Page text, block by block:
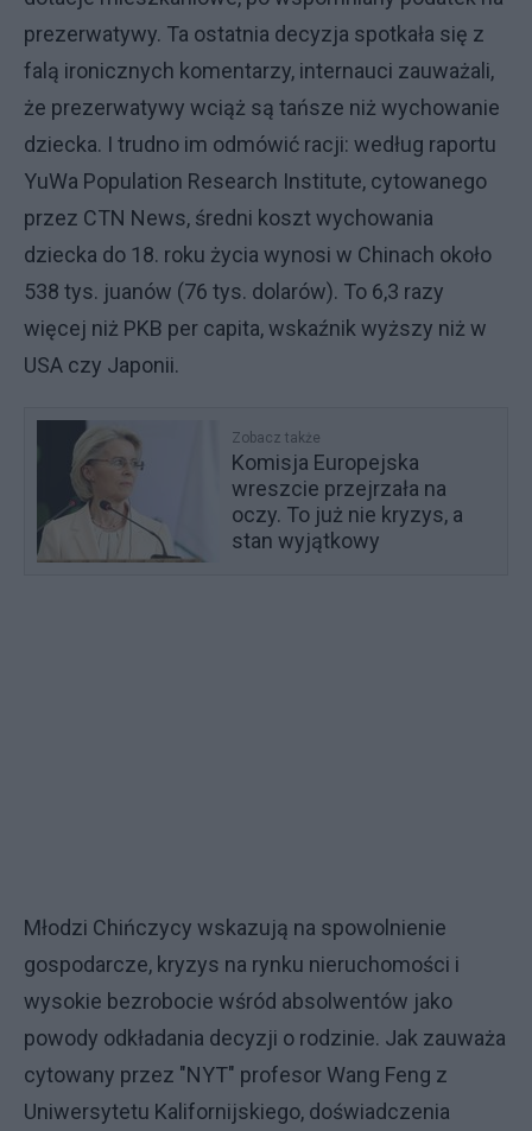
prezerwatywy. Ta ostatnia decyzja spotkała się z
falą ironicznych komentarzy, internauci zauważali,
że prezerwatywy wciąż są tańsze niż wychowanie
dziecka. I trudno im odmówić racji: według raportu
YuWa Population Research Institute, cytowanego
przez CTN News, średni koszt wychowania
dziecka do 18. roku życia wynosi w Chinach około
538 tys. juanów (76 tys. dolarów). To 6,3 razy
więcej niż PKB per capita, wskaźnik wyższy niż w
USA czy Japonii.
Zobacz także
Komisja Europejska
wreszcie przejrzała na
oczy. To już nie kryzys, a
stan wyjątkowy
Młodzi Chińczycy wskazują na spowolnienie
gospodarcze, kryzys na rynku nieruchomości i
wysokie bezrobocie wśród absolwentów jako
powody odkładania decyzji o rodzinie. Jak zauważa
cytowany przez "NYT" profesor Wang Feng z
Uniwersytetu Kalifornijskiego, doświadczenia